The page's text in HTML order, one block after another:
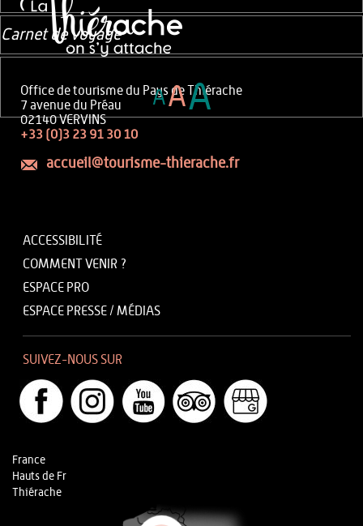
Office de tourisme du Pays de Thiérache
7 avenue du Préau
02140 VERVINS
+33 (0)3 23 91 30 10
accueil@tourisme-thierache.fr
ACCESSIBILITÉ
COMMENT VENIR ?
ESPACE PRO
ESPACE PRESSE / MÉDIAS
SUIVEZ-NOUS SUR
France
Hauts de Fr
Thiérache
Carnet de voyage
AAA